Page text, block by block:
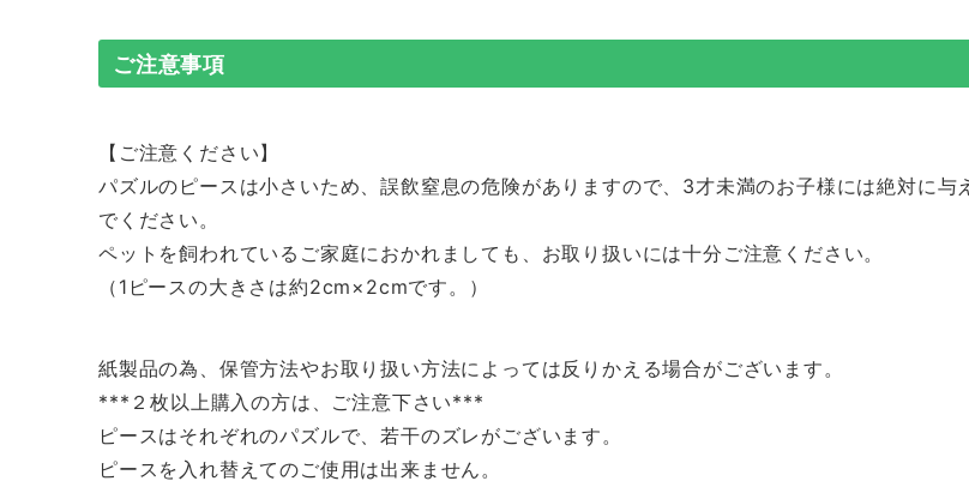
ご注意事項
【ご注意ください】
パズルのピースは小さいため、誤飲窒息の危険がありますので、3才未満のお子様には絶対に与
でください。
ペットを飼われているご家庭におかれましても、お取り扱いには十分ご注意ください。
（1ピースの大きさは約2cm×2cmです。）
紙製品の為、保管方法やお取り扱い方法によっては反りかえる場合がございます。
***２枚以上購入の方は、ご注意下さい***
ピースはそれぞれのパズルで、若干のズレがございます。
ピースを入れ替えてのご使用は出来ません。